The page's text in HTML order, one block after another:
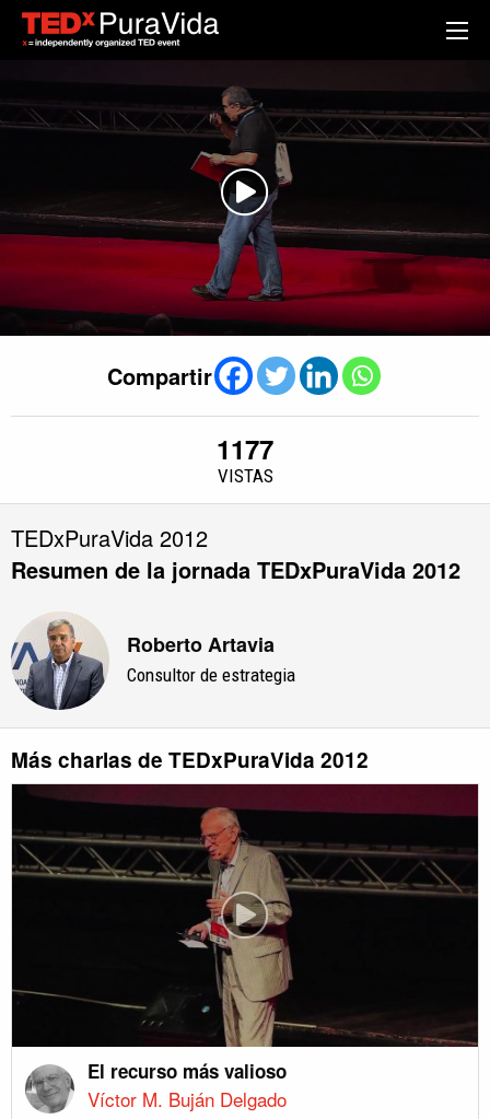
Compartir
1177
VISTAS
TEDxPuraVida 2012
Resumen de la jornada TEDxPuraVida 2012
Roberto Artavia
Consultor de estrategia
Más charlas de TEDxPuraVida 2012
El recurso más valioso
Víctor M. Buján Delgado